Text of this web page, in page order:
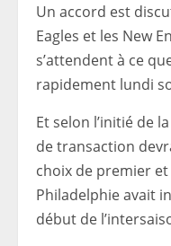
Un accord est
Eagles et les New
s’attendent à ce
rapidement lundi
Et selon l’initié de
de transaction
choix de premier
Philadelphie avait
début de